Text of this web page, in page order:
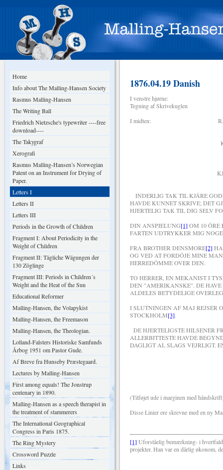
Home
Info about The Malling-Hansen Society
Rasmus Malling-Hansen
The Writing Ball
Friedrich Nietzsche's typewriter ----free
download----
The Takygraf
Xerografi
Rasmus Malling-Hansen’s Norwegian
Patent on an Instrument for Drying of
Paper.
Letters I
Letters II
Letters III
Periods in the Growth of Children
Fragment I: About Periodicity in the
Weight of Children
Fragment II: Tägliche Wägungen der
130 Zöglinge
Fragment III: Periods in Children´s
Weight and the Heat of the Sun
Educational Reformer
Malling-Hansen, the Volapykist
Malling-Hansen, the Freemason
Malling-Hansen, the Theologian.
Lolland-Falsters Historiske Samfunds
Årbog 1951 om Pastor Gude.
Af Breve fra Hunseby Præstegaard.
Lectures by Malling-Hansen
First among equals! The Jonstrup
centenary in 1890.
Malling-Hansen as a speech therapist in
the treatment of stammerers
The International Geographical
Congress in Paris 1875.
The Ring Mystery
Crossword Puzzle
Links
1876.04.19 Danish
I venstre hjørne:
Tegning af Skrivekuglen
I midten: R.
KJÄRE GODE
INDERLIG TAK TIL KJÄRE
HAVDE KUNNET SKRIVE; DET
HJERTELIG TAK TIL DIG SELV
DIN ANSPIELUNG[1] OM 10 ÖRE
FARTEN UDTRYKKER MIG
FRA BROTHER DENSMORE[2]
OG VED AT FORDÖJE MINE
HERREDÖMME OVER DEN.
TO HERRER, EN MEKANIST I
DEN "AMERIKANSKE". DE HAVE
ALDELES BETYDELIGE
I SLUTNINGEN AF MAJ REJSER
STOCKHOLM[3].
DE HJERTELIGSTE HILSENER
ALLERBITTESTE HAVDE
DAGLIGT AL SLAGS VEJRLIGT.
(Tilføjet ude i marginen med
Disse Linier ere skrevne med en ny
[1] Uforståelig bemærkning- i
projekter. Han var en dårlig økonom,